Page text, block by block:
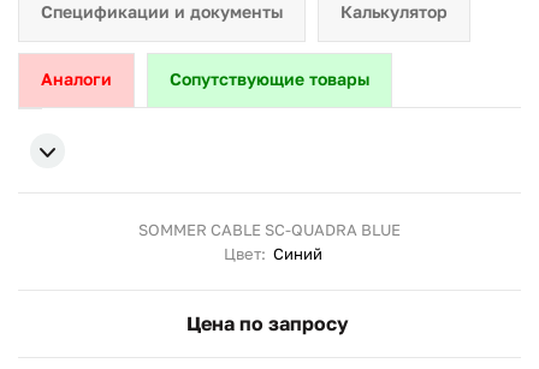
Спецификации и документы Калькулятор
Аналоги Сопутствующие товары
SOMMER CABLE SC-QUADRA BLUE
Цвет: Синий
Цена по запросу